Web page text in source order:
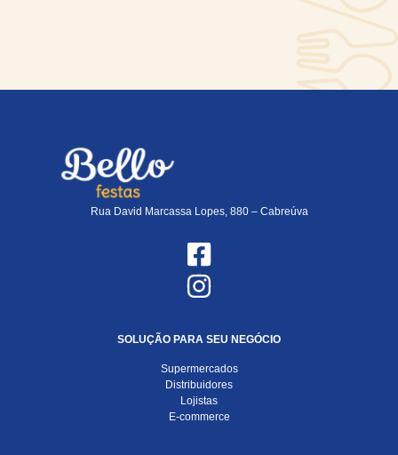
Rua David Marcassa Lopes, 880 – Cabreúva
SOLUÇÃO PARA SEU NEGÓCIO
Supermercados
Distribuidores
Lojistas
E-commerce